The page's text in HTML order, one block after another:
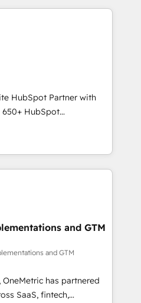
market and enterprise
AI to design connected
scalable revenue
RevOps, CRM and data
and strategic marketing,
FLAIR framework
certified consultancy,
and technology to help
HubSpot Partner with
HubSpot
the HubSpot platform
your current HubSpot
one.
and GTM
and GTM
has partnered
SaaS, fintech,